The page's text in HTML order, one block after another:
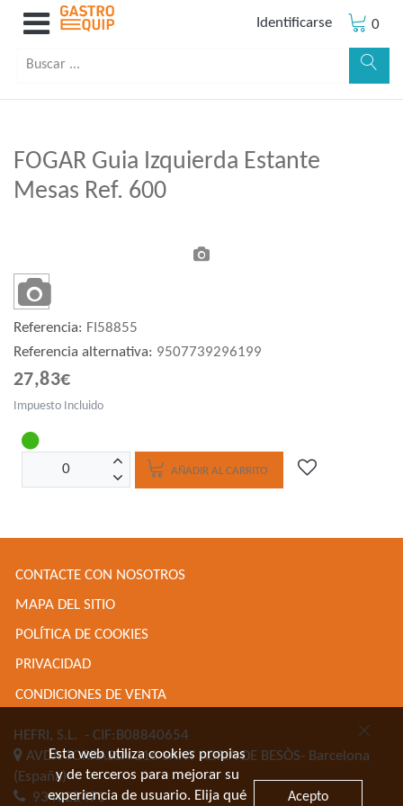
Identificarse 0
FOGAR Guia Izquierda Estante
Mesas Ref. 600
Referencia: FI58855
Referencia alternativa: 9507739296199
27,83€
Impuesto Incluido
AÑADIR AL CARRITO
CONTACTE CON NOSOTROS
MAPA DEL SITIO
POLÍTICA DE COOKIES
PRIVACIDAD
CONDICIONES DE VENTA
HEFRI, S.L. - CIF:B08840654
AVDA TORRASSA 116SANT ADRIA DE BESÒS- Barcelona
(España)
934622471
Esta web utiliza cookies propias
y de terceros para mejorar su
experiencia de usuario. Elija qué
Acepto